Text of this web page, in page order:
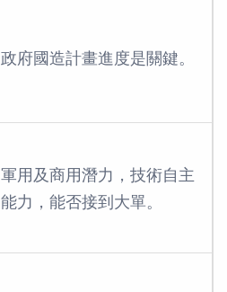
政府國造計畫進度是關鍵。
軍用及商用潛力，技術自主
能力，能否接到大單。